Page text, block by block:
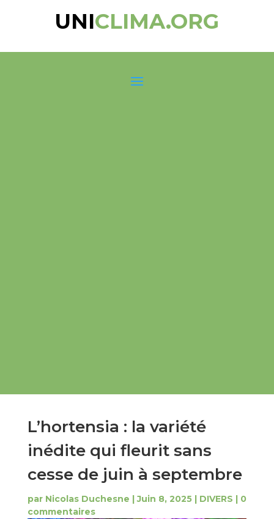
UNICLIMA.ORG
L’hortensia : la variété
inédite qui fleurit sans
cesse de juin à septembre
par Nicolas Duchesne |Juin 8, 2025| DIVERS | 0
commentaires